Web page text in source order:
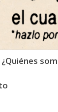
¿Quiénes